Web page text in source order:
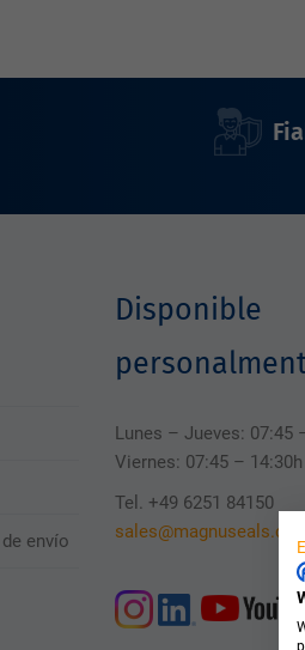
envío
Disponible
Lunes – Jueves: 07:45
Viernes: 07:45 – 14:30h
Tel. +49 6251 84150
sales@magnuseals.com